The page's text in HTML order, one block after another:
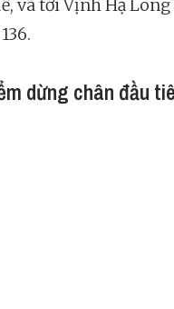
và tới Vịnh Hạ
dừng chân đầu